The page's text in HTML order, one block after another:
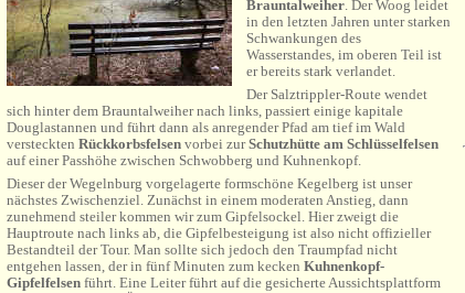
Brauntalweiher. Der Woog leidet
in den letzten Jahren unter starken
Schwankungen des
Wasserstandes, im oberen Teil ist
er bereits stark verlandet.
Der Salztrippler-Route wendet
sich hinter dem Brauntalweiher nach links, passiert einige kapitale
Douglastannen und führt dann als anregender Pfad am tief im Wald
versteckten Rückkorbsfelsen vorbei zurSchutzhütte am Schlüsselfelsen
auf einer Passhöhe zwischen Schwobberg und Kuhnenkopf.
Dieser der Wegelnburg vorgelagerte formschöne Kegelberg ist unser
nächstes Zwischenziel. Zunächst in einem moderaten Anstieg, dann
zunehmend steiler kommen wir zum Gipfelsockel. Hier zweigt die
Hauptroute nach links ab, die Gipfelbesteigung ist also nicht offizieller
Bestandteil der Tour. Man sollte sich jedoch den Traumpfad nicht
entgehen lassen, der in fünf Minuten zum kecken Kuhnenkopf-
Gipfelfelsen führt. Eine Leiter führt auf die gesicherte Aussichtsplattform